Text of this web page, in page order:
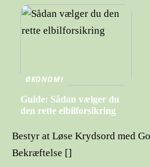
ØKONOMI
Guide: Sådan vælger du
den rette elbilforsikring
Bestyr at Løse Krydsord med
Bekræftelse []